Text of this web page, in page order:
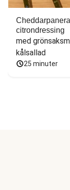
citrondressing
med
kålsallad
25 minuter